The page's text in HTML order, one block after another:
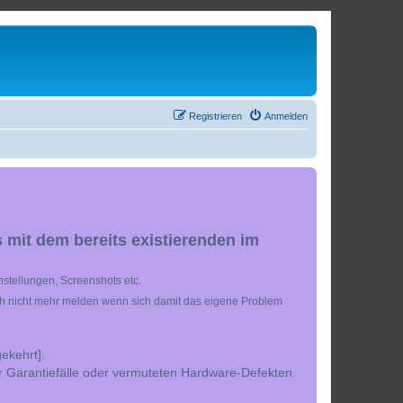
Anmelden
Registrieren
mit dem bereits existierenden im
Screenshots etc.
nicht mehr melden wenn sich damit das eigene Problem
oder vermuteten Hardware-Defekten.